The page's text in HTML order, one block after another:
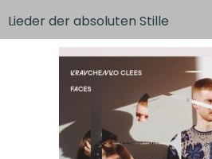
Lieder der absoluten Stille